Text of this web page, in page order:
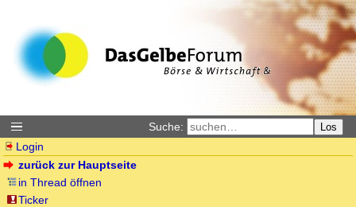
Suche: Los
Login
zurück zur Hauptseite
in Thread öffnen
Ticker